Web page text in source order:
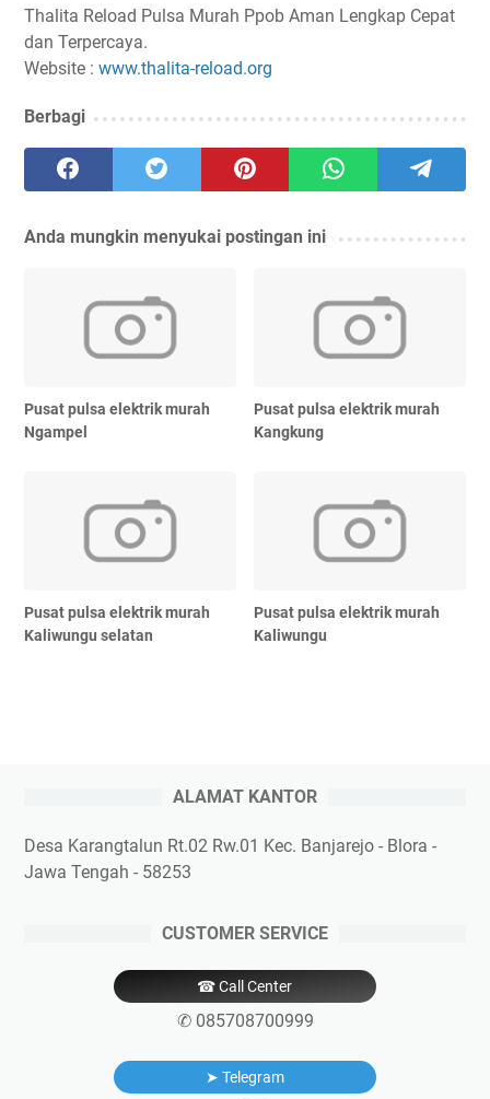
Thalita Reload Pulsa Murah Ppob Aman Lengkap Cepat
dan Terpercaya.
Website : www.thalita-reload.org
Berbagi
Anda mungkin menyukai postingan ini
Pusat pulsa elektrik murah
Ngampel
Pusat pulsa elektrik murah
Kangkung
Pusat pulsa elektrik murah
Kaliwungu selatan
Pusat pulsa elektrik murah
Kaliwungu
ALAMAT KANTOR
Desa Karangtalun Rt.02 Rw.01 Kec. Banjarejo - Blora -
Jawa Tengah - 58253
CUSTOMER SERVICE
☎ Call Center
✆ 085708700999
➤ Telegram